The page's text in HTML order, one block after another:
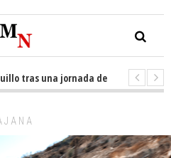
jornada de baloncesto urbano de